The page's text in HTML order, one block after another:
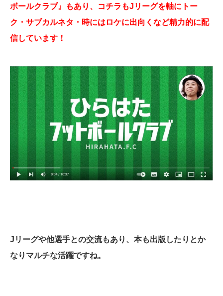
ボールクラブ』もあり、コチラもJリーグを軸にトー
ク・サブカルネタ・時にはロケに出向くなど精力的に配
信しています！
Jリーグや他選手との交流もあり、本も出版したりとか
なりマルチな活躍ですね。